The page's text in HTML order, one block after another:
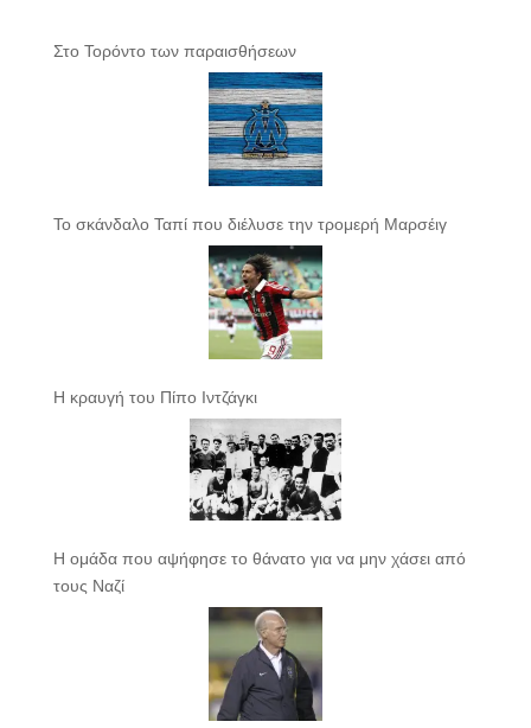
Στο Τορόντο των παραισθήσεων
Το σκάνδαλο Ταπί που διέλυσε την τρομερή Μαρσέιγ
Η κραυγή του Πίπο Ιντζάγκι
Η ομάδα που αψήφησε το θάνατο για να μην χάσει από
τους Ναζί